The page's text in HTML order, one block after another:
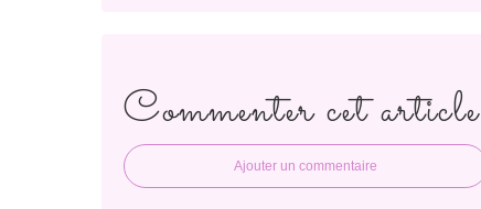
Commenter cet article
Ajouter un commentaire